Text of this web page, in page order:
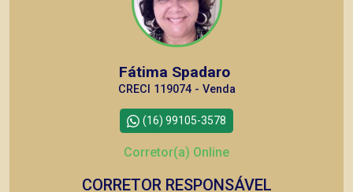
Fátima Spadaro
CRECI 119074 - Venda
(16) 99105-3578
Corretor(a) Online
CORRETOR RESPONSÁVEL